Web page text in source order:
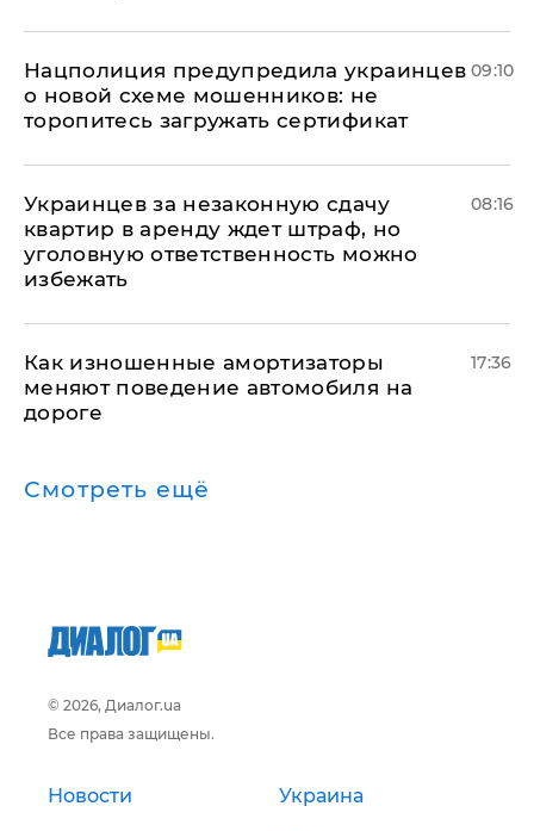
Нацполиция предупредила украинцев
о новой схеме мошенников: не
торопитесь загружать сертификат
09:10
Украинцев за незаконную сдачу
квартир в аренду ждет штраф, но
уголовную ответственность можно
избежать
08:16
Как изношенные амортизаторы
меняют поведение автомобиля на
дороге
17:36
Смотреть ещё
© 2026, Диалог.ua
Все права защищены.
Новости Украина